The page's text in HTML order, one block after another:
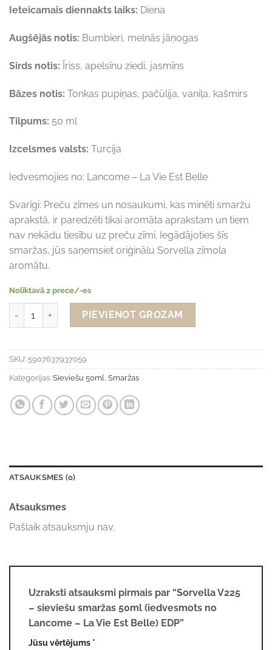
Ieteicamais diennakts laiks: Diena
Augšējās notis: Bumbieri, melnās jāņogas
Sirds notis: Īriss, apelsīnu ziedi, jasmīns
Bāzes notis: Tonkas pupiņas, pačūlija, vaniļa, kašmirs
Tilpums: 50 ml
Izcelsmes valsts: Turcija
Iedvesmojies no: Lancome – La Vie Est Belle
Svarīgi: Preču zīmes un nosaukumi, kas minēti smaržu
aprakstā, ir paredzēti tikai aromāta aprakstam un tiem
nav nekādu tiesību uz preču zīmi. Iegādājoties šīs
smaržas, jūs saņemsiet oriģinālu Sorvella zīmola
aromātu.
Noliktavā 2 prece/-es
Sorvella V225 - sieviešu smaržas 50ml (iedvesmots no Lancome
PIEVIENOT GROZAM
SKU: 5907637937059
Kategorijas: Sieviešu 50ml, Smaržas
ATSAUKSMES (0)
Atsauksmes
Pašlaik atsauksmju nav.
Uzraksti atsauksmi pirmais par “Sorvella V225
– sieviešu smaržas 50ml (iedvesmots no
Lancome – La Vie Est Belle) EDP”
Jūsu vērtējums *